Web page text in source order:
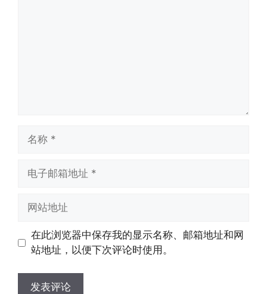
址
址
在此浏览器中保存我的显示名称、邮箱地址和网
站地址，以便下次评论时使用。